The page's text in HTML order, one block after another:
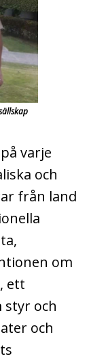
varje
och
från land
om
ett
och
och